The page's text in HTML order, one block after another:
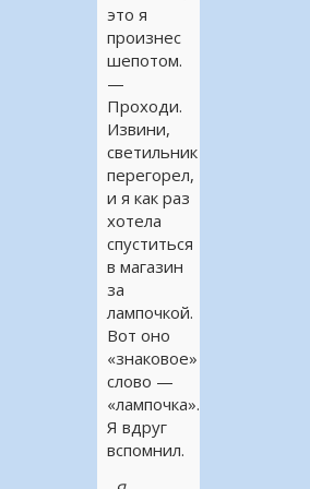
это я
произнес
шепотом.
—
Проходи.
Извини,
светильник
перегорел,
и я как раз
хотела
спуститься
в магазин
за
лампочкой.
Вот оно
«знаковое»
слово —
«лампочка».
Я вдруг
вспомнил.